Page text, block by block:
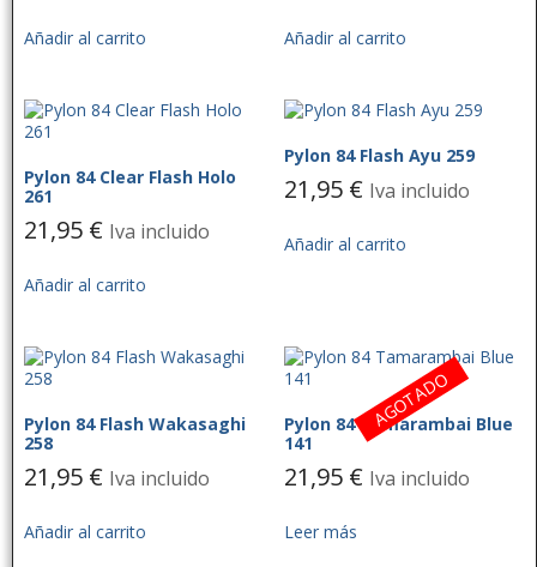
Añadir al carrito Añadir al carrito
Pylon 84 Clear Flash Holo
261
21,95 € Iva incluido
Añadir al carrito
Pylon 84 Flash Ayu 259
21,95 € Iva incluido
Añadir al carrito
Pylon 84 Flash Wakasaghi
258
21,95 € Iva incluido
Añadir al carrito
Pylon 84 Tamarambai Blue
141
21,95 € Iva incluido
Leer más
AGOTADO